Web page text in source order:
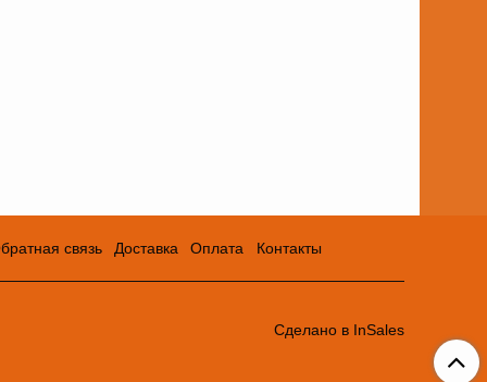
связь Доставка Оплата Контакты
Сделано в InSales